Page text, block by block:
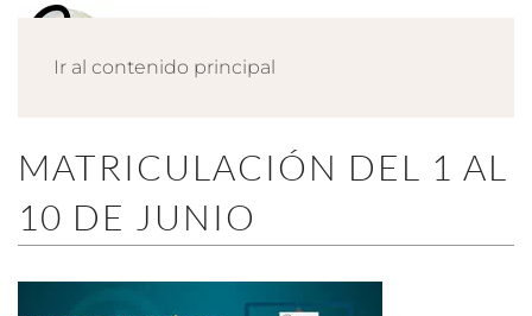
Ir al contenido principal
MATRICULACIÓN DEL 1 AL
10 DE JUNIO